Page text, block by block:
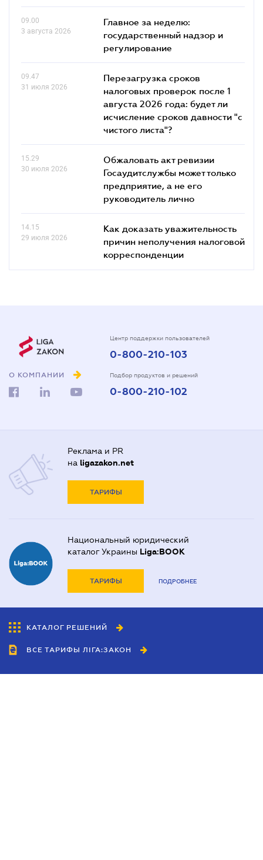
09.00
3 августа 2026
Главное за неделю:
государственный надзор и
регулирование
09.47
31 июля 2026
Перезагрузка сроков
налоговых проверок после 1
августа 2026 года: будет ли
исчисление сроков давности "с
чистого листа"?
15.29
30 июля 2026
Обжаловать акт ревизии
Госаудитслужбы может только
предприятие, а не его
руководитель лично
14.15
29 июля 2026
Как доказать уважительность
причин неполучения налоговой
корреспонденции
О КОМПАНИИ
Центр поддержки пользователей
0-800-210-103
Подбор продуктов и решений
0-800-210-102
Реклама и PR
на ligazakon.net
ТАРИФЫ
Национальный юридический
каталог Украины Liga:BOOK
ТАРИФЫ ПОДРОБНЕЕ
КАТАЛОГ РЕШЕНИЙ
ВСЕ ТАРИФЫ ЛІГА:ЗАКОН